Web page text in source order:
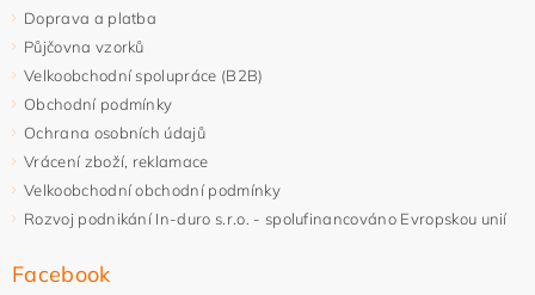
Doprava a platba
Půjčovna vzorků
Velkoobchodní spolupráce (B2B)
Obchodní podmínky
Ochrana osobních údajů
Vrácení zboží, reklamace
Velkoobchodní obchodní podmínky
Rozvoj podnikání In-duro s.r.o. - spolufinancováno Evropskou unií
Facebook